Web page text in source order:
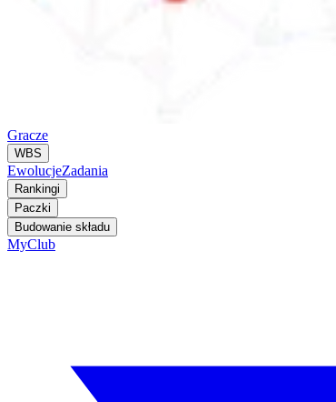
Gracze
WBS
EwolucjeZadania
Rankingi
Paczki
Budowanie składu
MyClub